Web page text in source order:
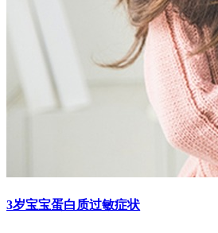
3岁宝宝蛋白质过敏症状